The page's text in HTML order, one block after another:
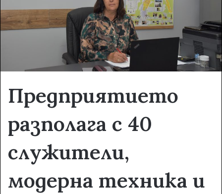
Предприятието
разполага с 40
служители,
модерна техника и